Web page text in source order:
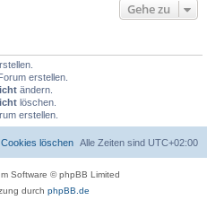
Gehe zu
erstellen.
ändern.
löschen.
erstellen.
Alle Zeiten sind UTC+02:00
Cookies löschen
Software © phpBB Limited
durch phpBB.de